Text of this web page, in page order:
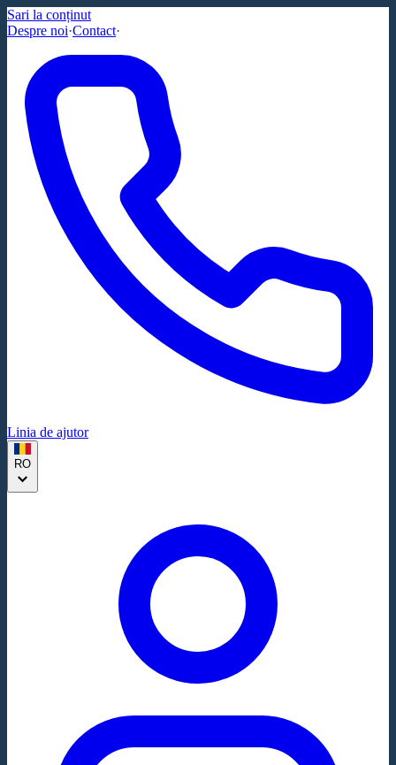
Sari la conținut
Despre noi·Contact·
Linia de ajutor
RO